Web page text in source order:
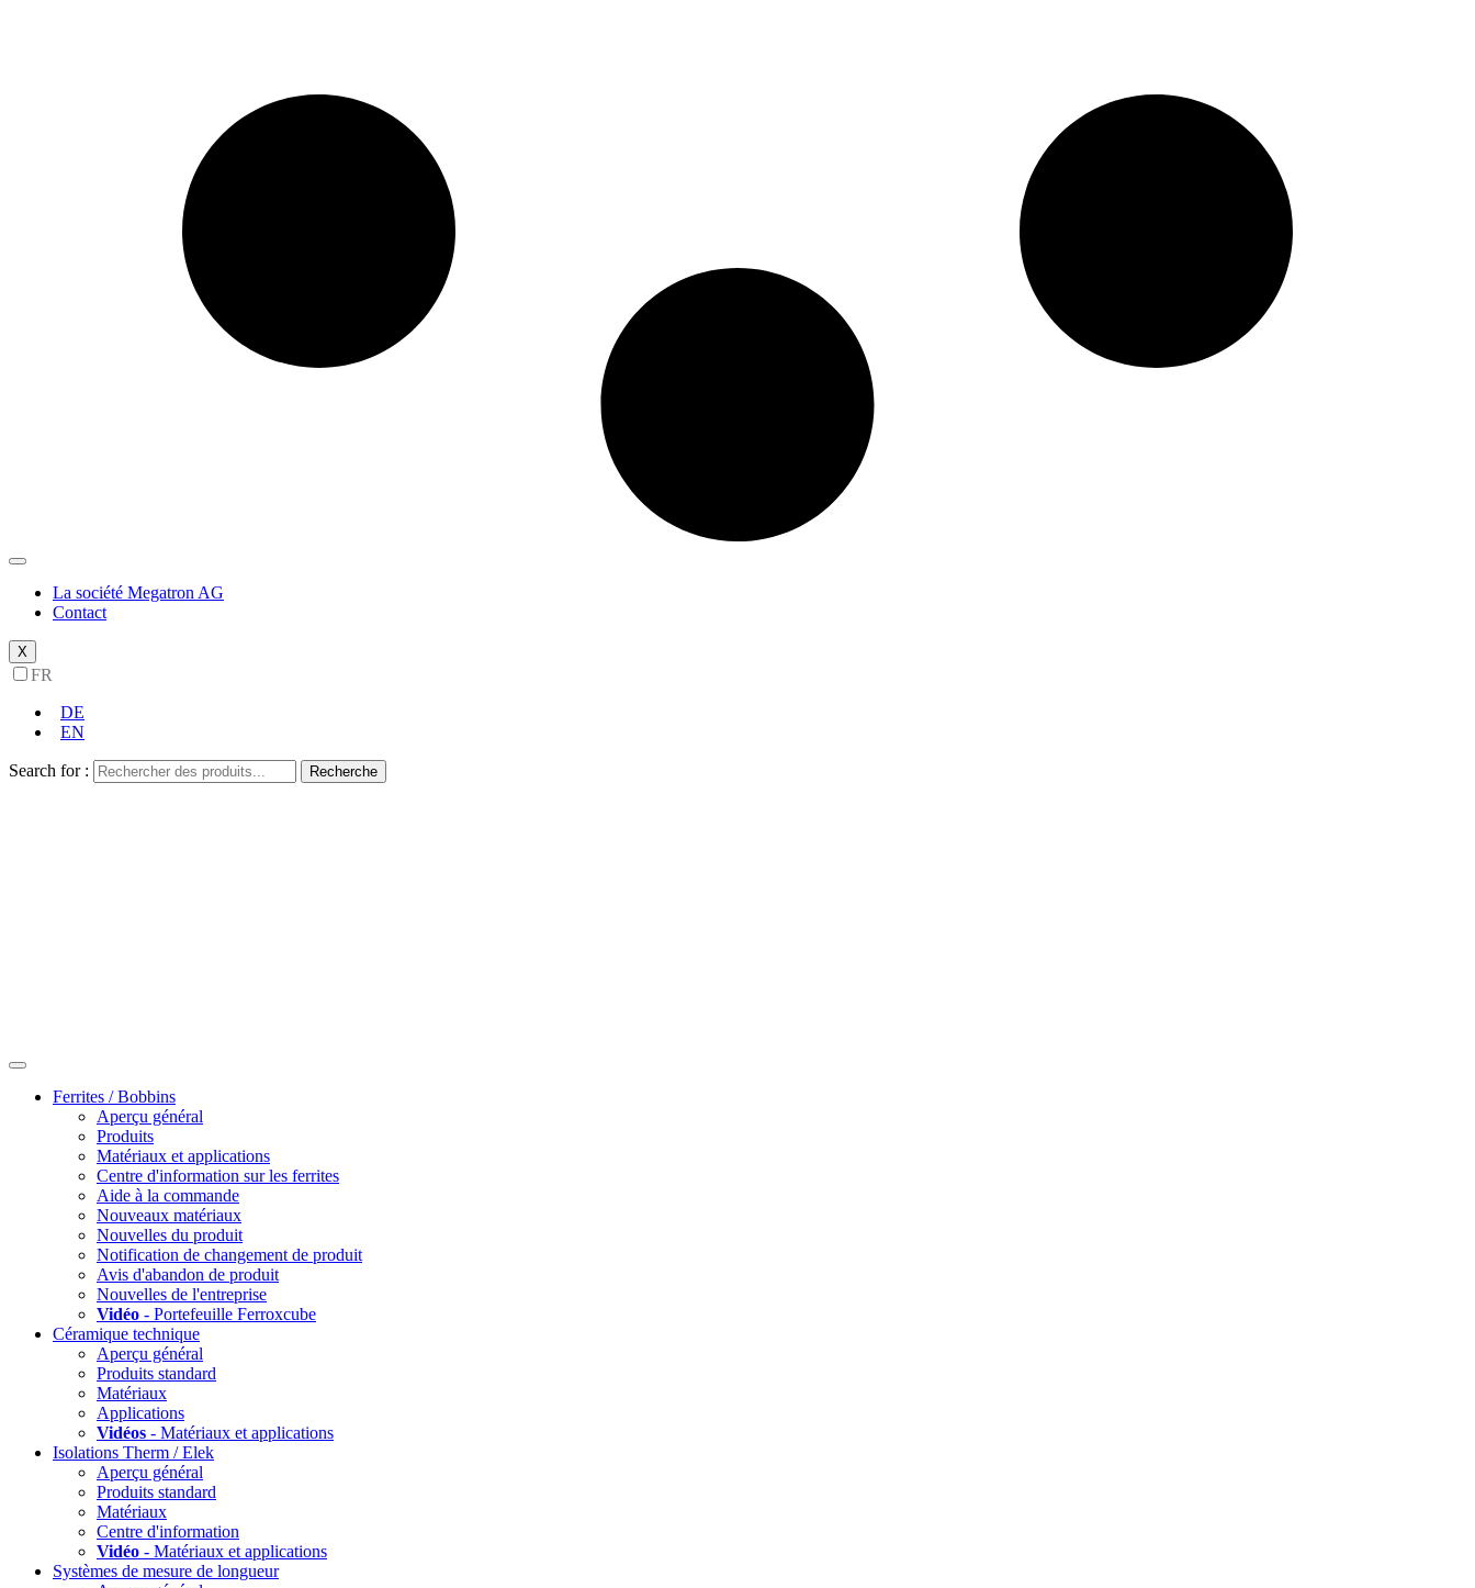
La société Megatron AG
Contact
X
FR
DE
EN
Search for : Recherche
Ferrites / Bobbins
Aperçu général
Produits
Matériaux et applications
Centre d'information sur les ferrites
Aide à la commande
Nouveaux matériaux
Nouvelles du produit
Notification de changement de produit
Avis d'abandon de produit
Nouvelles de l'entreprise
Vidéo - Portefeuille Ferroxcube
Céramique technique
Aperçu général
Produits standard
Matériaux
Applications
Vidéos - Matériaux et applications
Isolations Therm / Elek
Aperçu général
Produits standard
Matériaux
Centre d'information
Vidéo - Matériaux et applications
Systèmes de mesure de longueur